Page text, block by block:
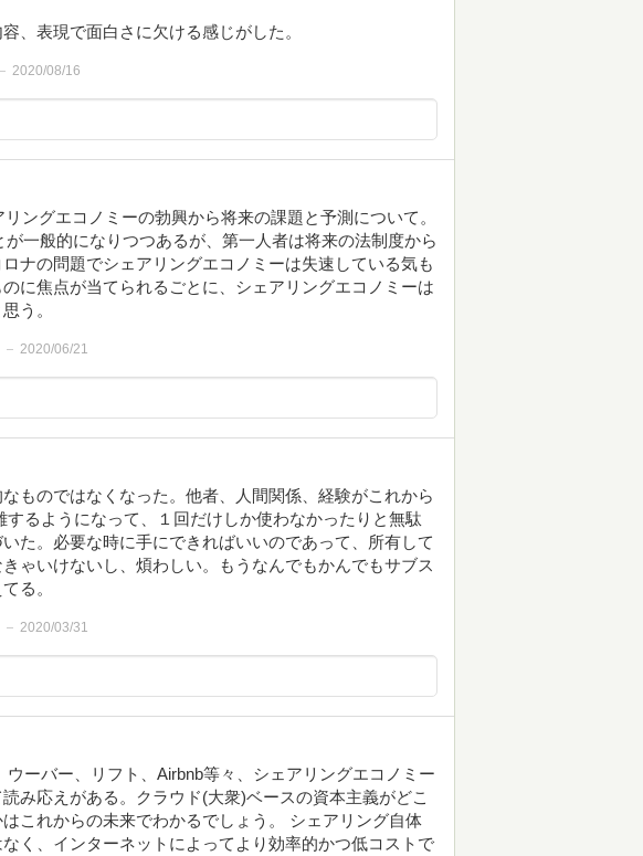
、表現で面白さに欠ける感じがした。
2020/08/16
ングエコノミーの勃興から将来の課題と予測について。
一般的になりつつあるが、第一人者は将来の法制度から
ナの問題でシェアリングエコノミーは失速している気も
に焦点が当てられるごとに、シェアリングエコノミーは
う。
2020/06/21
なものではなくなった。他者、人間関係、経験がこれから
るようになって、１回だけしか使わなかったりと無駄
た。必要な時に手にできればいいのであって、所有して
ゃいけないし、煩わしい。もうなんでもかんでもサブス
る。
2020/03/31
バー、リフト、Airbnb等々、シェアリングエコノミー
み応えがある。クラウド(大衆)ベースの資本主義がどこ
これからの未来でわかるでしょう。 シェアリング自体
く、インターネットによってより効率的かつ低コストで